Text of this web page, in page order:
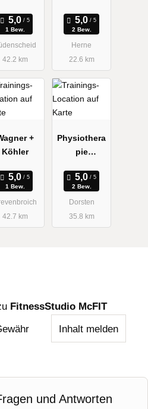
1 Bew.
42.2 km
2 Bew.
Herne
22.6 km
+
Köhler
1 Bew.
42.7 km
Physiothera
pie
2 Bew.
Dorsten
35.8 km
FitnessStudio McFIT
Inhalt melden
und Antworten